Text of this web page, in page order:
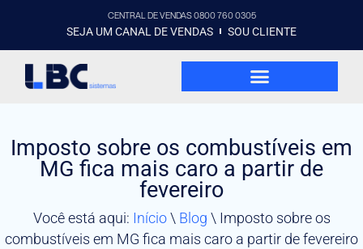
CENTRAL DE VENDAS 0800 760 0305
SEJA UM CANAL DE VENDAS SOU CLIENTE
Imposto sobre os combustíveis em
MG fica mais caro a partir de
fevereiro
Você está aqui: Início\ Blog \ Imposto sobre os
combustíveis em MG fica mais caro a partir de fevereiro